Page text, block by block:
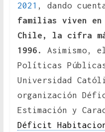
2021 , dando
familias viven en
Chile, la cifra
1996.
Asimismo,
Políticas
Universidad
organización
Estimación y
Déficit